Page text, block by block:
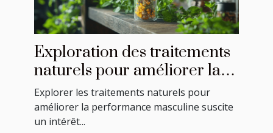
Exploration des traitements
naturels pour améliorer la
performance masculine
Explorer les traitements naturels pour
améliorer la performance masculine suscite
un intérêt...